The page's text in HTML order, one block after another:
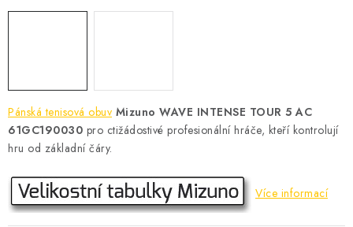
NOVINKY
NOVINKY INOV-8
Pánská tenisová obuv Mizuno WAVE INTENSE TOUR 5 AC
61GC190030 pro ctižádostivé profesionální hráče, kteří kontrolují
hru od základní čáry.
Více informací